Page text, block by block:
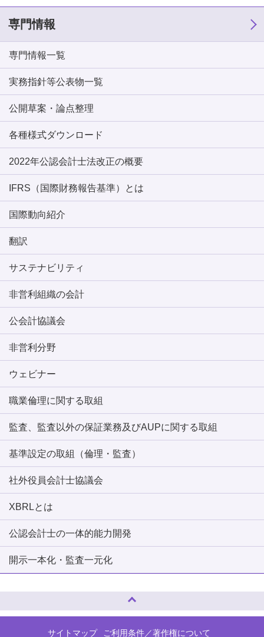
専門情報
専門情報一覧
実務指針等公表物一覧
公開草案・論点整理
各種様式ダウンロード
2022年公認会計士法改正の概要
IFRS（国際財務報告基準）とは
国際動向紹介
翻訳
サステナビリティ
非営利組織の会計
公会計協議会
非営利分野
ウェビナー
職業倫理に関する取組
監査、監査以外の保証業務及びAUPに関する取組
基準設定の取組（倫理・監査）
社外役員会計士協議会
XBRLとは
公認会計士の一体的能力開発
開示一本化・監査一元化
サイトマップ ご利用条件／著作権について